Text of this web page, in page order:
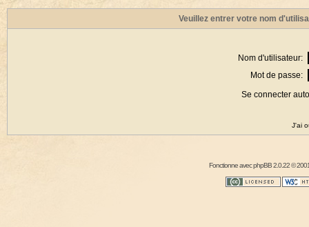
Veuillez entrer votre nom
Nom d'utilisateur:
Mot de passe:
Se connecter
J'ai
Fonctionne avecphpBB2.0.22 ©